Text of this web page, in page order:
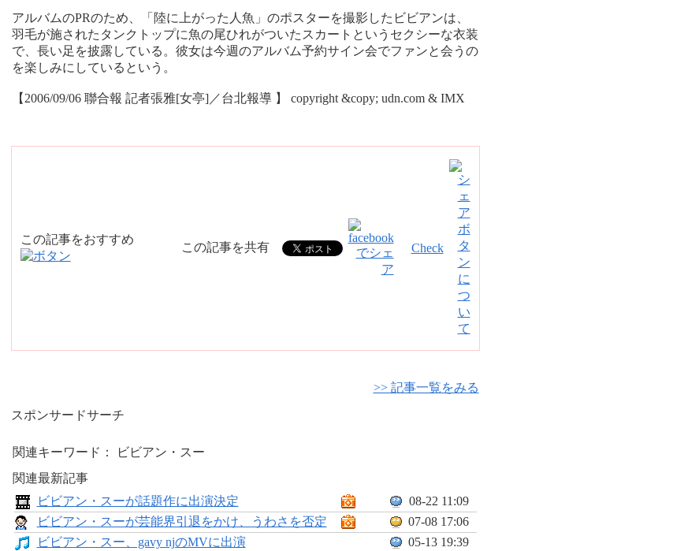
アルバムのPRのため、「陸に上がった人魚」のポスターを撮影したビビアンは、
羽毛が施されたタンクトップに魚の尾ひれがついたスカートというセクシーな衣装
で、長い足を披露している。彼女は今週のアルバム予約サイン会でファンと会うの
を楽しみにしているという。
【2006/09/06 聯合報 記者張雅[女亭]／台北報導 】 copyright &copy; udn.com & IMX
この記事をおすすめ
この記事を共有 Check
>> 記事一覧をみる
スポンサードサーチ
関連キーワード： ビビアン・スー
関連最新記事
ビビアン・スーが話題作に出演決定
08-22 11:09
ビビアン・スーが芸能界引退をかけ、うわさを否定
07-08 17:06
ビビアン・スー、gavy njのMVに出演
05-13 19:39